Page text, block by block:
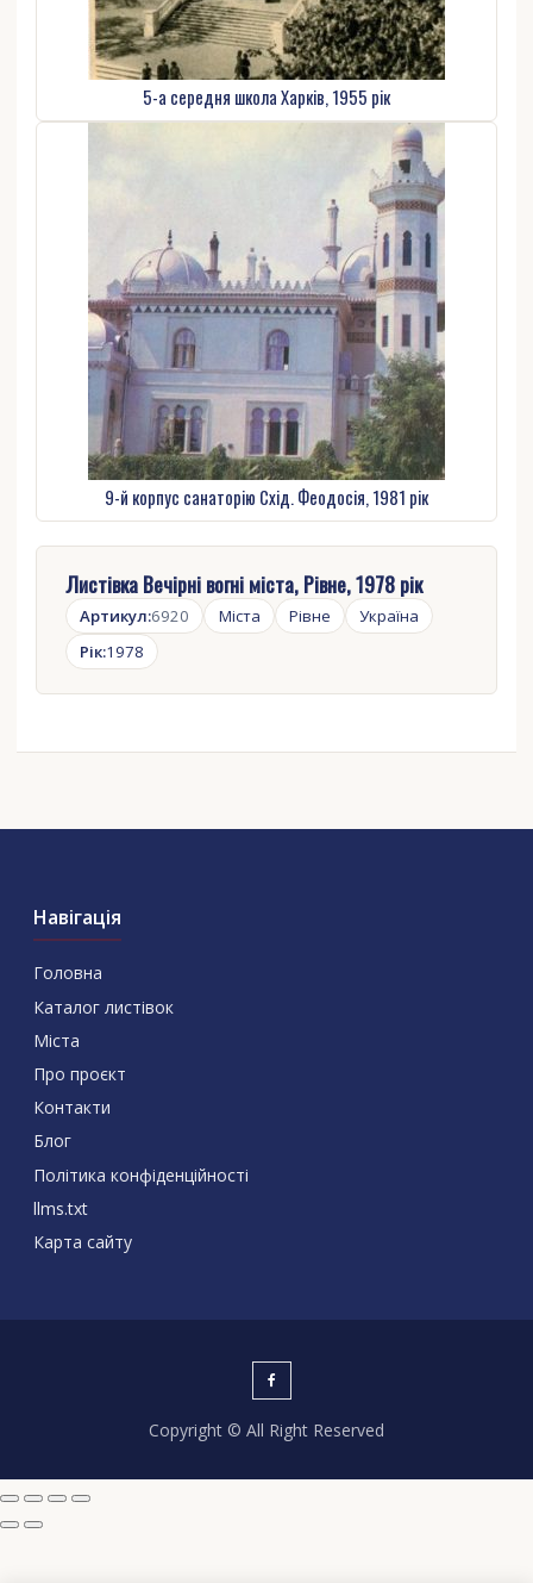
Листівка Вечірні вогні міста, Рівне, 1978 рік
Артикул:6920 Міста Рівне
Україна
Рік:1978
5-а середня школа Харків, 1955 рік
9-й корпус санаторію Схід. Феодосія, 1981 рік
Навігація
Головна
Каталог листівок
Міста
Про проєкт
Контакти
Блог
Політика конфіденційності
llms.txt
Карта сайту
Copyright © All Right Reserved